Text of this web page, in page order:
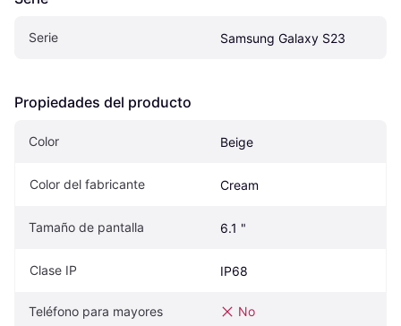
Serie Samsung Galaxy S23
Propiedades del producto
Color Beige
Color del fabricante Cream
Tamaño de pantalla 6.1 "
Clase IP IP68
Teléfono para mayores No